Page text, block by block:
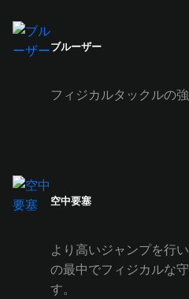
ブルーザー
フィジカルタックルの
空中要塞
より高いジャンプを行
の最中でフィジカルな
す。